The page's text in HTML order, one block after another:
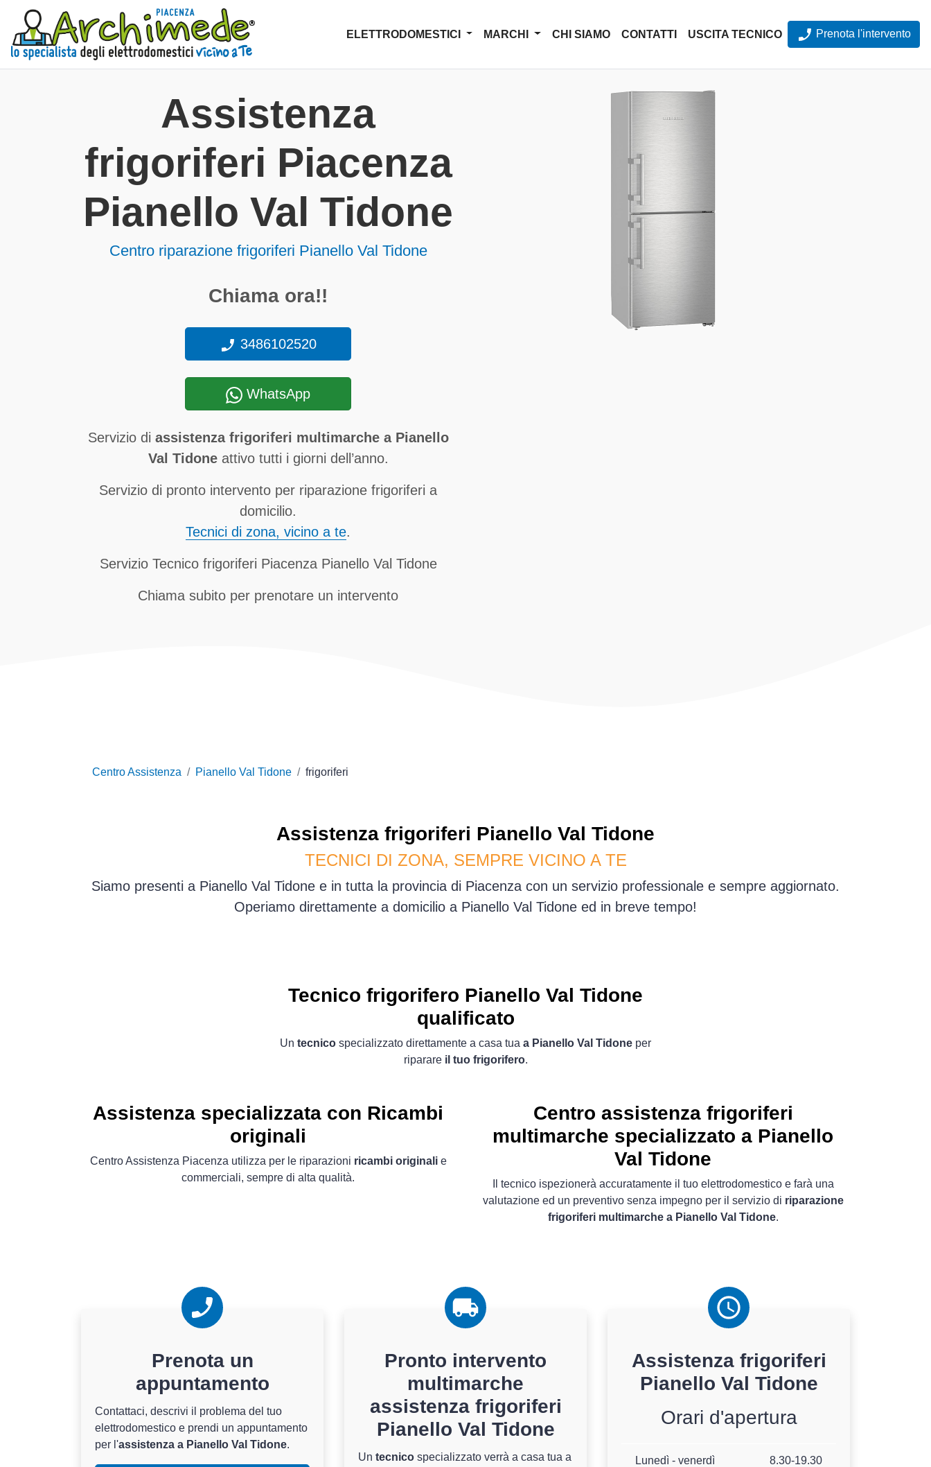
ELETTRODOMESTICI MARCHI CHI SIAMO CONTATTI USCITA TECNICO Prenota l'intervento
Assistenza
frigoriferi Piacenza
Pianello Val Tidone
Centro riparazione frigoriferi Pianello Val Tidone
Chiama ora!!
3486102520
WhatsApp
Servizio di assistenza frigoriferi multimarche a Pianello
Val Tidoneattivo tutti i giorni dell’anno.
Servizio di pronto intervento per riparazione frigoriferi a
domicilio.
Tecnici di zona, vicino a te.
Servizio Tecnico frigoriferi Piacenza Pianello Val Tidone
Chiama subito per prenotare un intervento
Centro Assistenza Pianello Val Tidone frigoriferi
Assistenza frigoriferi Pianello Val Tidone
TECNICI DI ZONA, SEMPRE VICINO A TE
Siamo presenti a Pianello Val Tidone e in tutta la provincia di Piacenza con un servizio professionale e sempre aggiornato.
Operiamo direttamente a domicilio a Pianello Val Tidone ed in breve tempo!
Tecnico frigorifero Pianello Val Tidone
qualificato
Un tecnico specializzato direttamente a casa tua a Pianello Val Tidone per
riparare il tuo frigorifero.
Assistenza specializzata con Ricambi
originali
Centro Assistenza Piacenza utilizza per le riparazioni ricambi originali e
commerciali, sempre di alta qualità.
Centro assistenza frigoriferi
multimarche specializzato a Pianello
Val Tidone
Il tecnico ispezionerà accuratamente il tuo elettrodomestico e farà una
valutazione ed un preventivo senza impegno per il servizio di riparazione
frigoriferi multimarche a Pianello Val Tidone.
Prenota un
appuntamento
Contattaci, descrivi il problema del tuo
elettrodomestico e prendi un appuntamento
per l'assistenza a Pianello Val Tidone.
Pronto intervento
multimarche
assistenza frigoriferi
Pianello Val Tidone
Un tecnico specializzato verrà a casa tua a
Assistenza frigoriferi
Pianello Val Tidone
Orari d'apertura
Lunedì - venerdì 8.30-19.30